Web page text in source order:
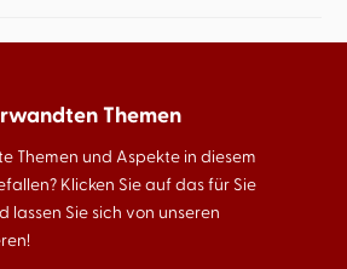
Themen
Themen und Aspekte in diesem
Klicken Sie auf das für Sie
lassen Sie sich von unseren